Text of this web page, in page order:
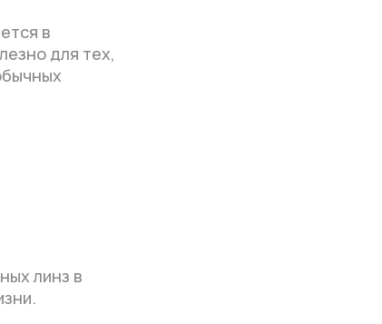
в
для тех,
линз в